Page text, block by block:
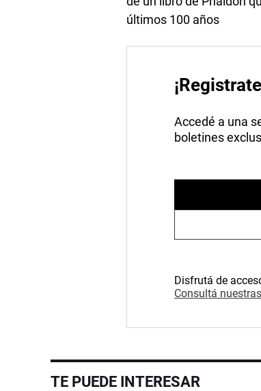
últimos 100 años
Accedé a una
boletines
Disfrutá de
Consultá
TE PUEDE INTERESAR